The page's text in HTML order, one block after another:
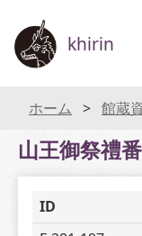
khirin
ホーム 館蔵
山王御祭禮
ID